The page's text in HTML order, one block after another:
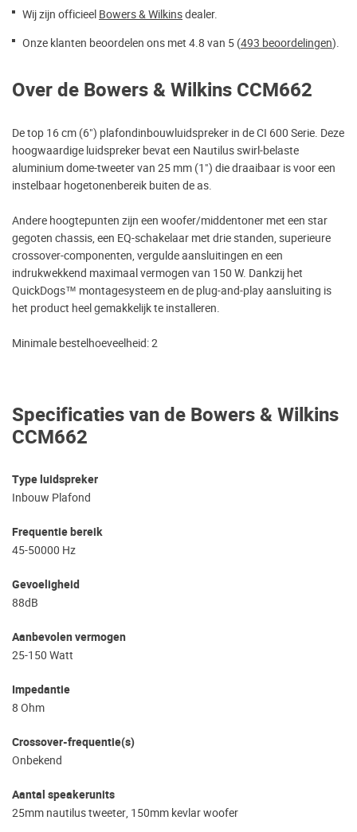
Wij zijn officieel Bowers & Wilkinsdealer.
Onze klanten beoordelen ons met 4.8 van 5 (493 beoordelingen).
Specificaties van de Bowers & Wilkins
CCM662
Type luidspreker
Inbouw Plafond
Frequentie bereik
45-50000 Hz
Gevoeligheid
88dB
Aanbevolen vermogen
25-150 Watt
Impedantie
8 Ohm
Crossover-frequentie(s)
Onbekend
Aantal speakerunits
25mm nautilus tweeter, 150mm kevlar woofer
Over de Bowers & Wilkins CCM662
De top 16 cm (6") plafondinbouwluidspreker in de CI 600 Serie. Deze
hoogwaardige luidspreker bevat een Nautilus swirl-belaste
aluminium dome-tweeter van 25 mm (1") die draaibaar is voor een
instelbaar hogetonenbereik buiten de as.
Andere hoogtepunten zijn een woofer/middentoner met een star
gegoten chassis, een EQ-schakelaar met drie standen, superieure
crossover-componenten, vergulde aansluitingen en een
indrukwekkend maximaal vermogen van 150 W. Dankzij het
QuickDogs™ montagesysteem en de plug-and-play aansluiting is
het product heel gemakkelijk te installeren.
Minimale bestelhoeveelheid: 2